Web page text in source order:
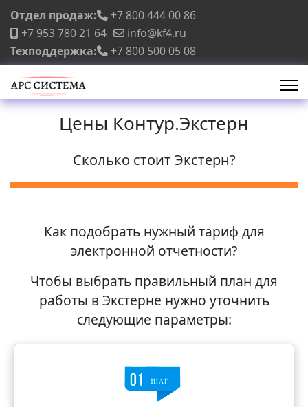
Отдел продаж:
+7 800 444 00 86
+7 953 780 21 64
info@kf4.ru
Техподдержка:
+7 800 500 05 08
Цены Контур.Экстерн
Сколько стоит Экстерн?
Как подобрать нужный тариф для
электронной отчетности?
Чтобы выбрать правильный план для
работы в Экстерне нужно уточнить
следующие параметры: